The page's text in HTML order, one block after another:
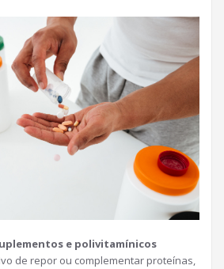
e polivitamínicos
de repor ou complementar proteínas,